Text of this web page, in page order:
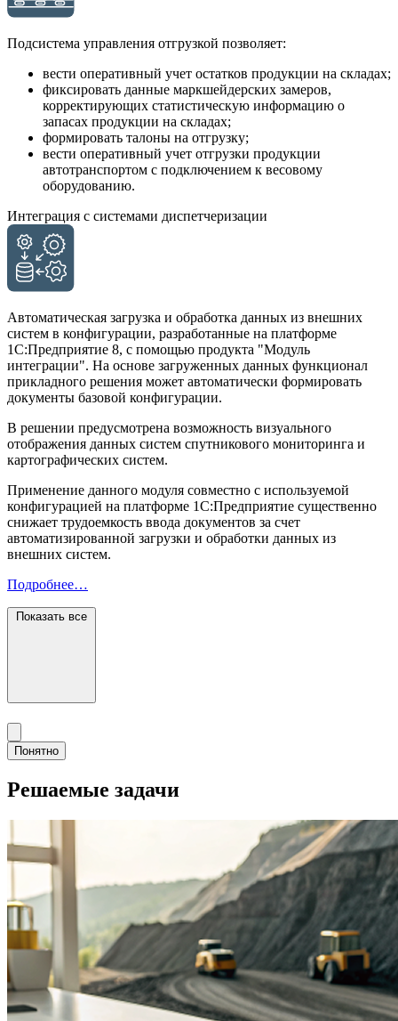
Подсистема управления отгрузкой позволяет:
вести оперативный учет остатков продукции на складах;
фиксировать данные маркшейдерских замеров,
корректирующих статистическую информацию о
запасах продукции на складах;
формировать талоны на отгрузку;
вести оперативный учет отгрузки продукции
автотранспортом с подключением к весовому
оборудованию.
Интеграция с системами диспетчеризации
Автоматическая загрузка и обработка данных из внешних
систем в конфигурации, разработанные на платформе
1С:Предприятие 8, с помощью продукта "Модуль
интеграции". На основе загруженных данных функционал
прикладного решения может автоматически формировать
документы базовой конфигурации.
В решении предусмотрена возможность визуального
отображения данных систем спутникового мониторинга и
картографических систем.
Применение данного модуля совместно с используемой
конфигурацией на платформе 1С:Предприятие существенно
снижает трудоемкость ввода документов за счет
автоматизированной загрузки и обработки данных из
внешних систем.
Подробнее…
Понятно
Решаемые задачи